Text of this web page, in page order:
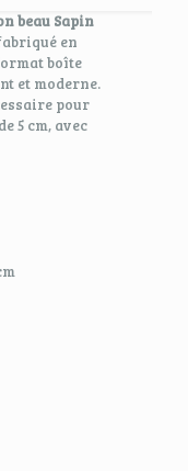
beau Sapin
en
boîte
et moderne.
pour
5 cm, avec